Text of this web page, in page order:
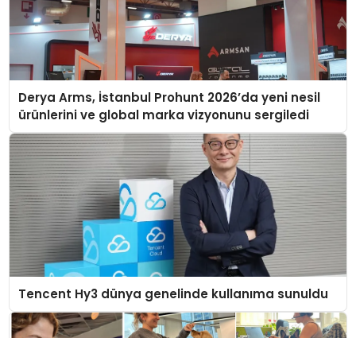
Derya Arms, İstanbul Prohunt 2026’da yeni nesil
ürünlerini ve global marka vizyonunu sergiledi
Tencent Hy3 dünya genelinde kullanıma sunuldu